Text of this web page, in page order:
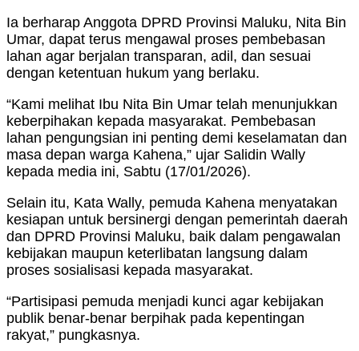
Ia berharap Anggota DPRD Provinsi Maluku, Nita Bin
Umar, dapat terus mengawal proses pembebasan
lahan agar berjalan transparan, adil, dan sesuai
dengan ketentuan hukum yang berlaku.
“Kami melihat Ibu Nita Bin Umar telah menunjukkan
keberpihakan kepada masyarakat. Pembebasan
lahan pengungsian ini penting demi keselamatan dan
masa depan warga Kahena,” ujar Salidin Wally
kepada media ini, Sabtu (17/01/2026).
Selain itu, Kata Wally, pemuda Kahena menyatakan
kesiapan untuk bersinergi dengan pemerintah daerah
dan DPRD Provinsi Maluku, baik dalam pengawalan
kebijakan maupun keterlibatan langsung dalam
proses sosialisasi kepada masyarakat.
“Partisipasi pemuda menjadi kunci agar kebijakan
publik benar-benar berpihak pada kepentingan
rakyat,” pungkasnya.